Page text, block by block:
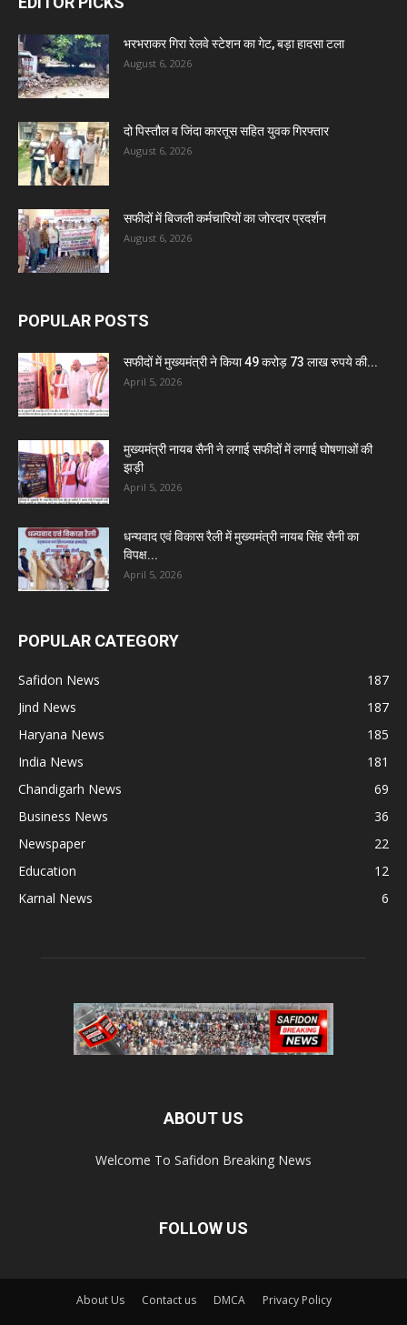
भरभराकर गिरा रेलवे स्टेशन का गेट, बड़ा हादसा टला
August 6, 2026
दो पिस्तौल व जिंदा कारतूस सहित युवक गिरफ्तार
August 6, 2026
सफीदों में बिजली कर्मचारियों का जोरदार प्रदर्शन
August 6, 2026
POPULAR POSTS
सफीदों में मुख्यमंत्री ने किया 49 करोड़ 73 लाख रुपये की...
April 5, 2026
मुख्यमंत्री नायब सैनी ने लगाई सफीदों में लगाई घोषणाओं की
झड़ी
April 5, 2026
धन्यवाद एवं विकास रैली में मुख्यमंत्री नायब सिंह सैनी का
विपक्ष...
April 5, 2026
POPULAR CATEGORY
Safidon News
187
Jind News
187
Haryana News
185
India News
181
Chandigarh News
69
Business News
36
Newspaper
22
Education
12
Karnal News
6
ABOUT US
Welcome To Safidon Breaking News
FOLLOW US
About Us Contact us DMCA Privacy Policy